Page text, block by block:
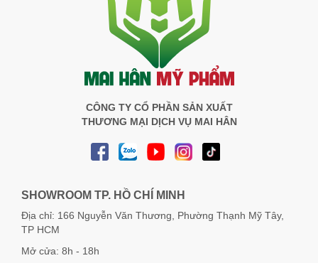
CÔNG TY CỔ PHẦN SẢN XUẤT
THƯƠNG MẠI DỊCH VỤ MAI HÂN
SHOWROOM TP. HỒ CHÍ MINH
Địa chỉ: 166 Nguyễn Văn Thương, Phường Thạnh Mỹ Tây,
TP HCM
Mở cửa: 8h - 18h